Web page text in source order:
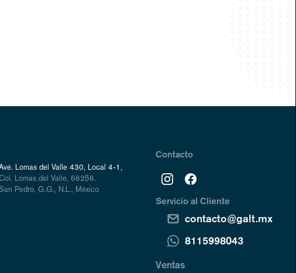
Lomas del Valle 430, Local 4-1,
Lomas del Valle, 66256.
Pedro, G.G., N.L., México
Contacto
Servicio al Cliente
contacto@galt.mx
8115998043
Ventas